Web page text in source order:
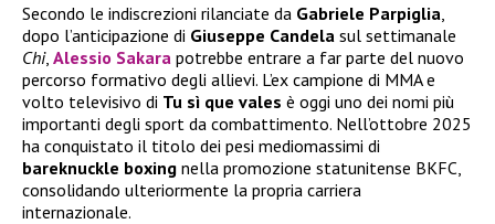
Secondo le indiscrezioni rilanciate da Gabriele Parpiglia
dopo l’anticipazione di Giuseppe Candela sul settimanale
Chi, Alessio Sakara potrebbe entrare a far parte del nuovo
percorso formativo degli allievi. L’ex campione di MMA e
volto televisivo di Tu sì que vales è oggi uno dei nomi più
importanti degli sport da combattimento. Nell’ottobre 2025
ha conquistato il titolo dei pesi mediomassimi di
bareknuckle boxing nella promozione statunitense BKFC,
consolidando ulteriormente la propria carriera
internazionale.